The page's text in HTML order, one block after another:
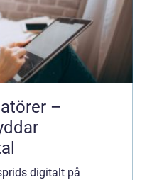
–
digitalt på